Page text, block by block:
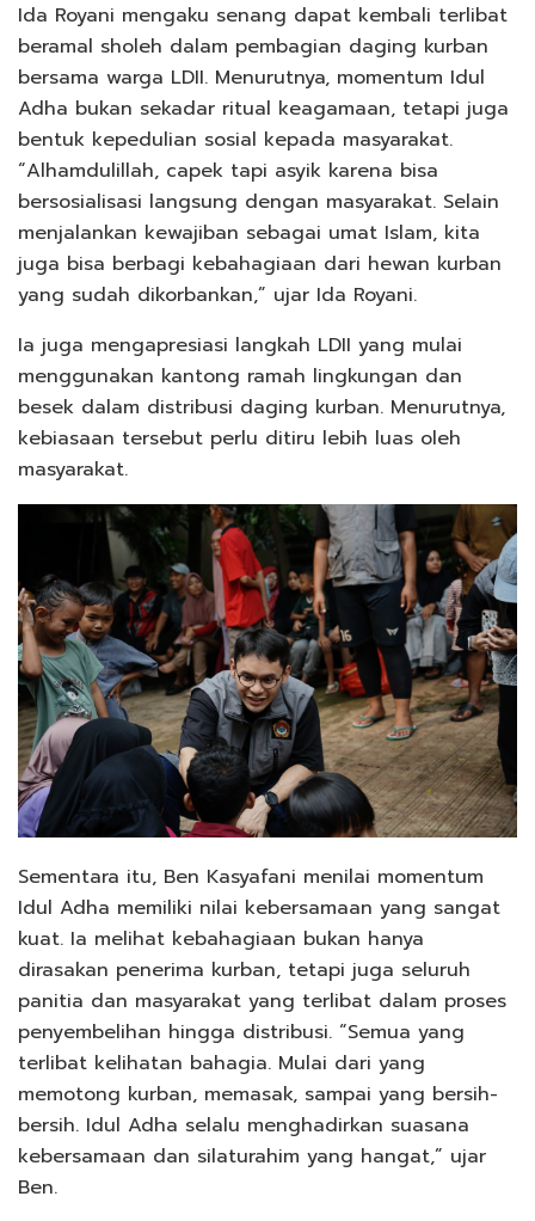
Ida Royani mengaku senang dapat kembali terlibat
beramal sholeh dalam pembagian daging kurban
bersama warga LDII. Menurutnya, momentum Idul
Adha bukan sekadar ritual keagamaan, tetapi juga
bentuk kepedulian sosial kepada masyarakat.
“Alhamdulillah, capek tapi asyik karena bisa
bersosialisasi langsung dengan masyarakat. Selain
menjalankan kewajiban sebagai umat Islam, kita
juga bisa berbagi kebahagiaan dari hewan kurban
yang sudah dikorbankan,” ujar Ida Royani.
Ia juga mengapresiasi langkah LDII yang mulai
menggunakan kantong ramah lingkungan dan
besek dalam distribusi daging kurban. Menurutnya,
kebiasaan tersebut perlu ditiru lebih luas oleh
masyarakat.
Sementara itu, Ben Kasyafani menilai momentum
Idul Adha memiliki nilai kebersamaan yang sangat
kuat. Ia melihat kebahagiaan bukan hanya
dirasakan penerima kurban, tetapi juga seluruh
panitia dan masyarakat yang terlibat dalam proses
penyembelihan hingga distribusi. “Semua yang
terlibat kelihatan bahagia. Mulai dari yang
memotong kurban, memasak, sampai yang bersih-
bersih. Idul Adha selalu menghadirkan suasana
kebersamaan dan silaturahim yang hangat,” ujar
Ben.